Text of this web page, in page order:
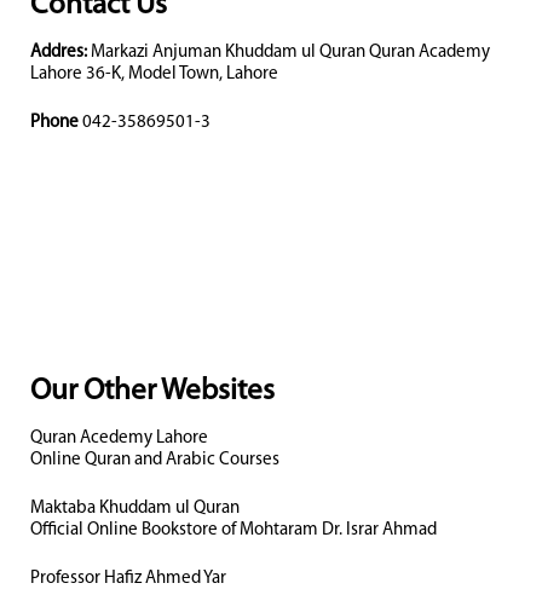
Addres: Markazi Anjuman Khuddam ul Quran Quran Academy
Lahore 36-K, Model Town, Lahore
Phone 042-35869501-3
Our Other Websites
Quran Acedemy Lahore
Online Quran and Arabic Courses
Maktaba Khuddam ul Quran
Official Online Bookstore of Mohtaram Dr. Israr Ahmad
Professor Hafiz Ahmed Yar